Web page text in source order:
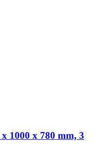
1000 x 780 mm, 3